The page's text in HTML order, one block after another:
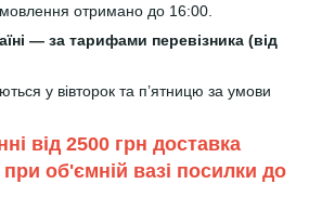
отримано до 16:00.
— за тарифами перевізника (від
у вівторок та п’ятницю за умови
від 2500 грн доставка
об'ємній вазі посилки до